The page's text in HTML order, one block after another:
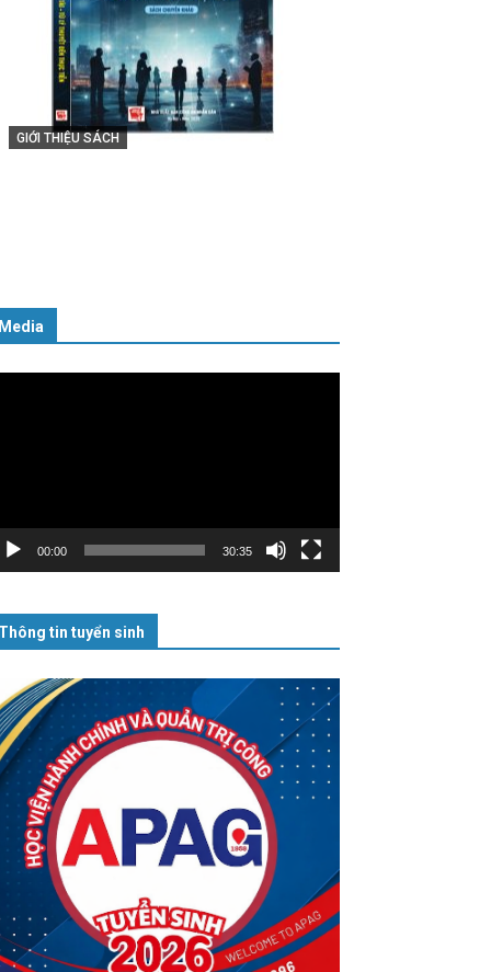
GIỚI THIỆU SÁCH
Cuốn sách “Tuyệt đối trung thành
với Tổ quốc, với Đảng, Nhà nước và
Media
00:00 30:35
Thông tin tuyển sinh